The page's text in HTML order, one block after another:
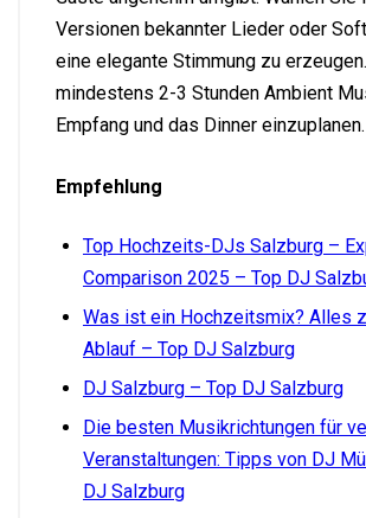
Versionen bekannter Lieder oder
eine elegante Stimmung zu
mindestens 2-3 Stunden Ambient
Empfang und das Dinner einzuplanen.
Empfehlung
Top Hochzeits-DJs Salzburg –
Comparison 2025 – Top DJ
Was ist ein Hochzeitsmix? Alles
Ablauf – Top DJ Salzburg
DJ Salzburg – Top DJ Salzburg
Die besten Musikrichtungen für
Veranstaltungen: Tipps von DJ
DJ Salzburg